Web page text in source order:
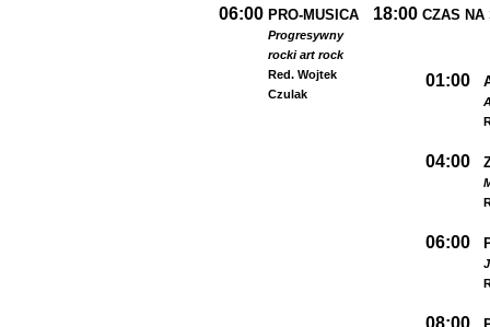
06:00 PRO-MUSICA
Progresywny
rocki art rock
Red. Wojtek
Czulak
18:00 CZAS NA
01:00
04:00
06:00
08:00